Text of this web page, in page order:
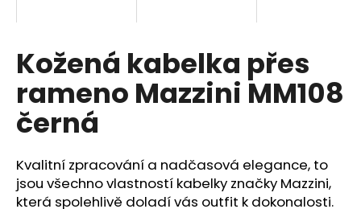
Kožená kabelka přes
rameno Mazzini MM108
černá
Kvalitní zpracování a nadčasová elegance, to
jsou všechno vlastností kabelky značky Mazzini,
která spolehlivě doladí vás outfit k dokonalosti.
D
o
p
o
r
č
u
j